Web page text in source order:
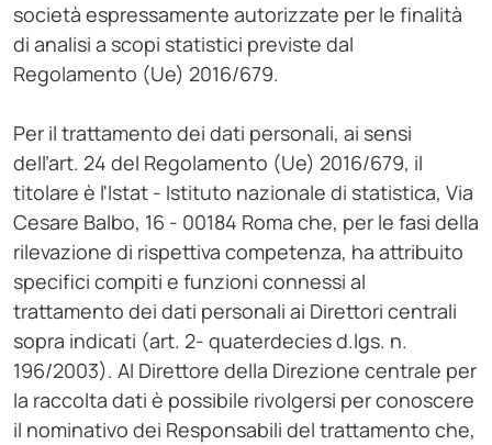
società espressamente autorizzate per le finalità
di analisi a scopi statistici previste dal
Regolamento (Ue) 2016/679.
Per il trattamento dei dati personali, ai sensi
dell’art. 24 del Regolamento (Ue) 2016/679, il
titolare è l'Istat - Istituto nazionale di statistica, Via
Cesare Balbo, 16 - 00184 Roma che, per le fasi della
rilevazione di rispettiva competenza, ha attribuito
specifici compiti e funzioni connessi al
trattamento dei dati personali ai Direttori centrali
sopra indicati (art. 2- quaterdecies d.lgs. n.
196/2003). Al Direttore della Direzione centrale per
la raccolta dati è possibile rivolgersi per conoscere
il nominativo dei Responsabili del trattamento che,